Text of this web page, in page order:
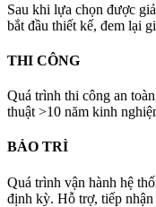
Sau khi lựa chọn được
bắt đầu thiết kế, đem lại
THI CÔNG
Quá trình thi công an
thuật >10 năm kinh
BẢO TRÌ
Quá trình vận hành hệ
định kỳ. Hỗ trợ, tiếp nhận